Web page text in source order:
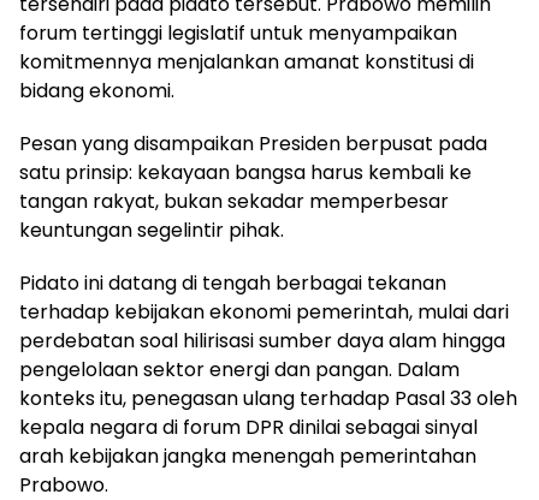
forum tertinggi legislatif untuk menyampaikan
komitmennya menjalankan amanat konstitusi di
bidang ekonomi.
Pesan yang disampaikan Presiden berpusat pada
satu prinsip: kekayaan bangsa harus kembali ke
tangan rakyat, bukan sekadar memperbesar
keuntungan segelintir pihak.
Pidato ini datang di tengah berbagai tekanan
terhadap kebijakan ekonomi pemerintah, mulai dari
perdebatan soal hilirisasi sumber daya alam hingga
pengelolaan sektor energi dan pangan. Dalam
konteks itu, penegasan ulang terhadap Pasal 33 oleh
kepala negara di forum DPR dinilai sebagai sinyal
arah kebijakan jangka menengah pemerintahan
Prabowo.